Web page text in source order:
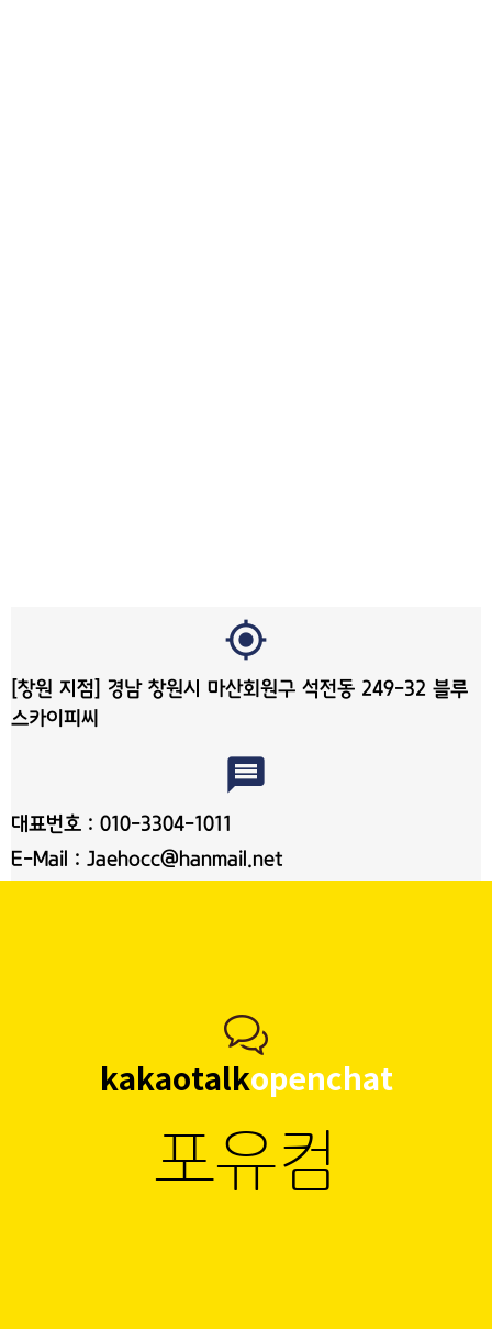
my_location
[창원 지점] 경남 창원시 마산회원구 석전동 249-32 블루
스카이피씨
message
대표번호 : 010-3304-1011
E-Mail : Jaehocc@hanmail.net
kakaotalkopenchat
포유컴